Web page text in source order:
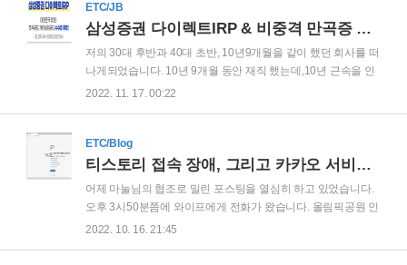
(예습)를 진행 합니다. 이번 프로젝트에 앞서 테스트를 진행하고
있는데.. 이직한 회사에서는 테스트를 진행하는 과정이 수월하
경 구축을 진행 했습니다. 먼저 다나와에서, 테스트용 PC를 다
음과 같은 스펙으로 주문 했습니다. 서버 or 워크스테이션도 고
민해봤습니다. 제 테스트 환경에서는, 많은 가상 컴퓨터가 필요
해 메모리 용량이 충분해야 합니다. 메모..
ETC/JB
삼성증권 다이렉트IRP & 비중격 만곡증 수술
저의 30대 후반과 40대 초반, 10년9개월을 같이 했던 회사를 떠
나게되었습니다. 10년 9개월 동안 재직 했는데,10년 근속을 인
정 받지 못하고 끝이 났습니다. 2월에 입사 했다는 이유로.. 근속
은 표정으로 대답을 해줄 것 같습니다. 한편으론.. 여러가지 복
잡한 감정을 한번에 정리해줘서 고맙기도 합니다. 가족 모임에
처제에게서 삼성증권 다이렉트 IRP 개설시 여러가지 수수료가
무료라는 이야기를 전달 받고, 바로 가입 후 퇴직금 수령 계좌를
변경 했습니다. 생각보다 많은 금액을 퇴직연금 계좌로 수령 했
습니다. 퇴직금을 수..
2022. 11. 17. 00:22
ETC/Blog
티스토리 접속 장애, 그리고 카카오 서비스 장애!
어제 마눌님의 협조로 밀린 포스팅을 열심히 하고 있었습니다.
오후 3시50분쯤에 와이프에게 전화가 왔습니다. 올림픽공원 인
데, 사람이 많이 모여서 그런지 카톡 메세지 발송이 안된다고..
2022. 10. 16. 21:45